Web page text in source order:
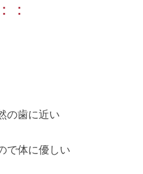
：：
の歯に近い
で体に優しい